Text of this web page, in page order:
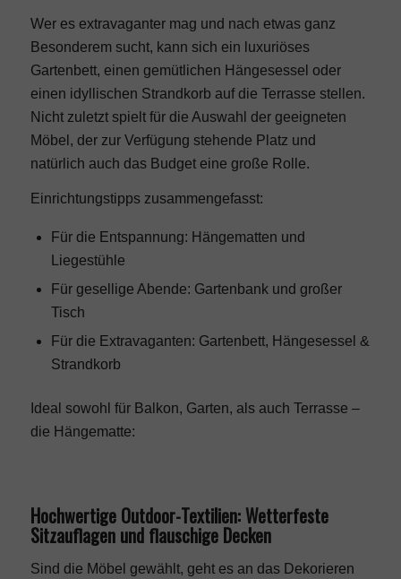
Wer es extravaganter mag und nach etwas ganz
Besonderem sucht, kann sich ein luxuriöses
Gartenbett, einen gemütlichen Hängesessel oder
einen idyllischen Strandkorb auf die Terrasse stellen.
Nicht zuletzt spielt für die Auswahl der geeigneten
Möbel, der zur Verfügung stehende Platz und
natürlich auch das Budget eine große Rolle.
Einrichtungstipps zusammengefasst:
Für die Entspannung: Hängematten und
Liegestühle
Für gesellige Abende: Gartenbank und großer
Tisch
Für die Extravaganten: Gartenbett, Hängesessel &
Strandkorb
Ideal sowohl für Balkon, Garten, als auch Terrasse –
die Hängematte:
Hochwertige Outdoor-Textilien: Wetterfeste
Sitzauflagen und flauschige Decken
Sind die Möbel gewählt, geht es an das Dekorieren